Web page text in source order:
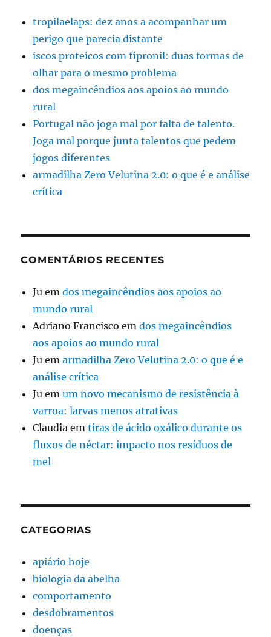
tropilaelaps: dez anos a acompanhar um
perigo que parecia distante
iscos proteicos com fipronil: duas formas de
olhar para o mesmo problema
dos megaincêndios aos apoios ao mundo
rural
Portugal não joga mal por falta de talento.
Joga mal porque junta talentos que pedem
jogos diferentes
armadilha Zero Velutina 2.0: o que é e análise
crítica
COMENTÁRIOS RECENTES
Ju emdos megaincêndios aos apoios ao
mundo rural
Adriano Francisco emdos megaincêndios
aos apoios ao mundo rural
Ju emarmadilha Zero Velutina 2.0: o que é e
análise crítica
Ju emum novo mecanismo de resistência à
varroa: larvas menos atrativas
Claudia emtiras de ácido oxálico durante os
fluxos de néctar: impacto nos resíduos de
mel
CATEGORIAS
apiário hoje
biologia da abelha
comportamento
desdobramentos
doenças